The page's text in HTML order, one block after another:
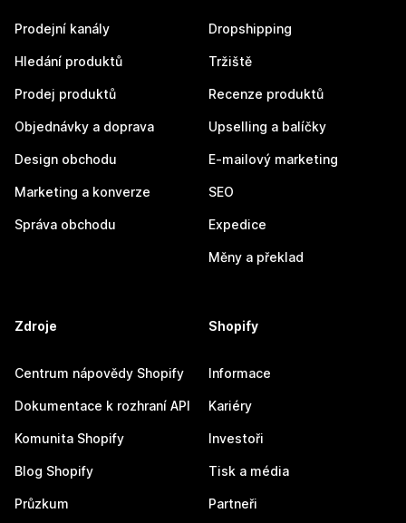
Prodejní kanály
Hledání produktů
Prodej produktů
Objednávky a doprava
Design obchodu
Marketing a konverze
Správa obchodu
Dropshipping
Tržiště
Recenze produktů
Upselling a balíčky
E-mailový marketing
SEO
Expedice
Měny a překlad
Zdroje
Centrum nápovědy Shopify
Dokumentace k rozhraní API
Komunita Shopify
Blog Shopify
Průzkum
Shopify
Informace
Kariéry
Investoři
Tisk a média
Partneři